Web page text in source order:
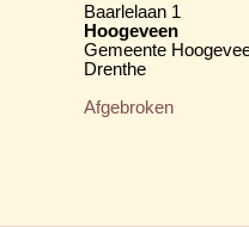
Baarlelaan 1
Hoogeveen
Gemeente
Drenthe
Afgebroken